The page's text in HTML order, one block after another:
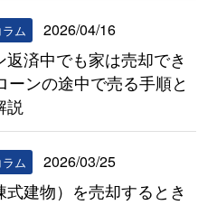
ム 2026/04/16
返済中でも家は売却でき
ーンの途中で売る手順と
説
ム 2026/03/25
式建物）を売却するとき